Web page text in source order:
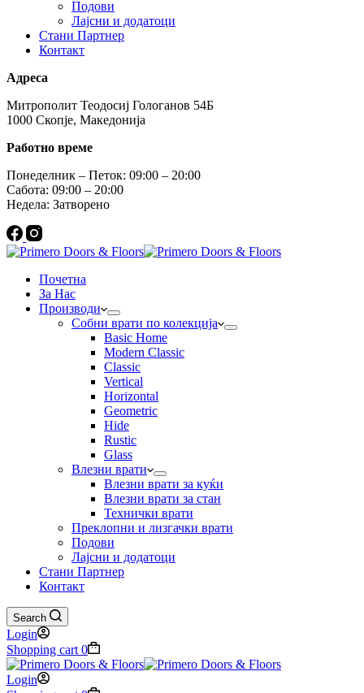
Подови
Лајсни и додатоци
Стани Партнер
Контакт
Адреса
Митрополит Теодосиј Гологанов 54Б
1000 Скопје, Македонија
Работно време
Понеделник – Петок: 09:00 – 20:00
Сабота: 09:00 – 20:00
Недела: Затворено
Почетна
За Нас
Производи
Собни врати по колекција
Basic Home
Modern Classic
Classic
Vertical
Horizontal
Geometric
Hide
Rustic
Glass
Влезни врати
Влезни врати за куќи
Влезни врати за стан
Технички врати
Преклопни и лизгачки врати
Подови
Лајсни и додатоци
Стани Партнер
Контакт
Search
Login
Shopping cart 0
Login